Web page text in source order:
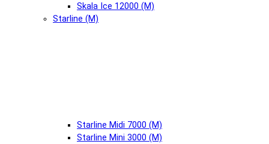
Skala Ice 12000 (М)
Starline (М)
Starline Midi 7000 (М)
Starline Mini 3000 (М)